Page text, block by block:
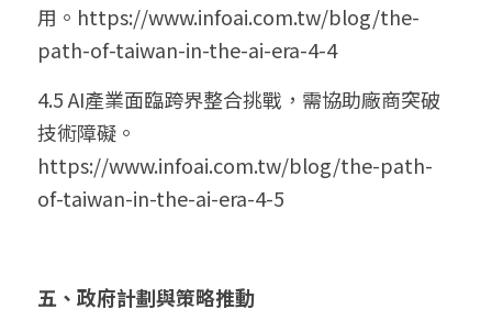
用。 https://www.infoai.com.tw/blog/the-
path-of-taiwan-in-the-ai-era-4-4
4.5 AI產業面臨跨界整合挑戰，需協助廠商突破
技術障礙。
https://www.infoai.com.tw/blog/the-path-
of-taiwan-in-the-ai-era-4-5
五、政府計劃與策略推動